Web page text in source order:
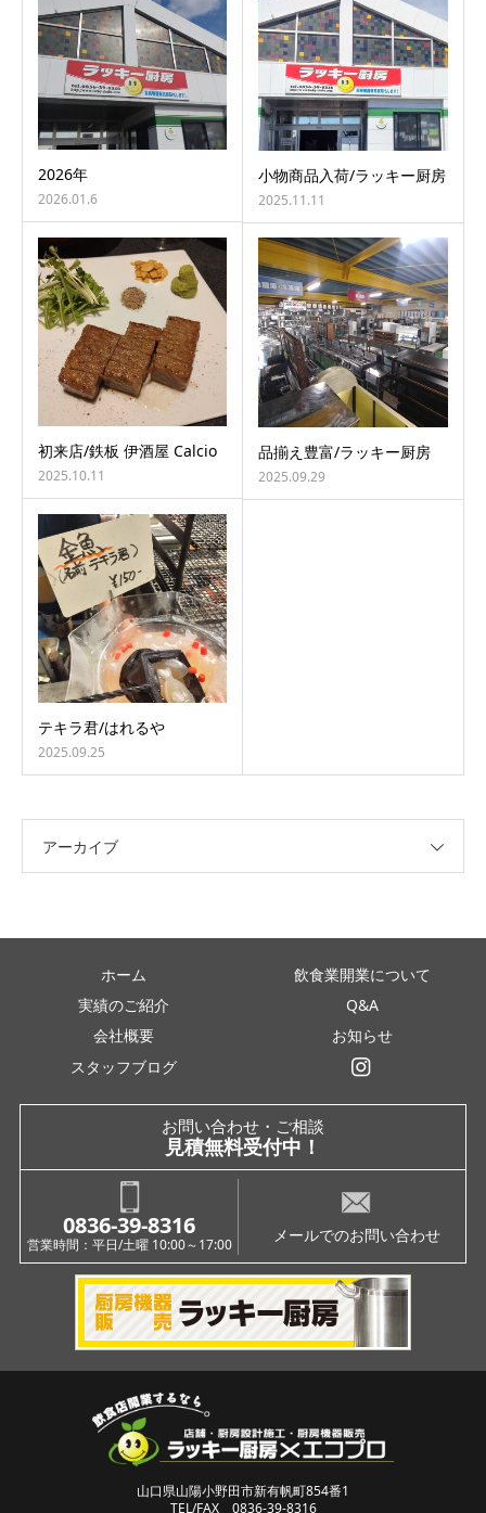
2026年
2026.01.6
小物商品入荷/ラッキー厨房
2025.11.11
初来店/鉄板 伊酒屋 Calcio
2025.10.11
品揃え豊富/ラッキー厨房
2025.09.29
テキラ君/はれるや
2025.09.25
アーカイブ
ホーム
飲食業開業について
実績のご紹介
Q&A
会社概要
お知らせ
スタッフブログ
お問い合わせ・ご相談
見積無料受付中！
0836-39-8316
営業時間：平日/土曜 10:00～17:00 メールでのお問い合わせ
山口県山陽小野田市新有帆町854番1
TEL/FAX 0836-39-8316